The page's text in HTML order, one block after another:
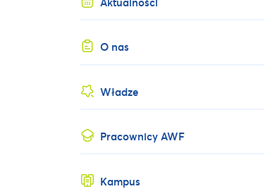
O nas
Władze
Pracownicy AWF
Kampus